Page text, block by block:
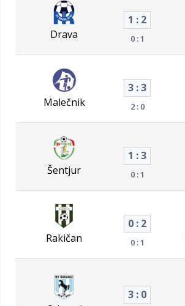
Drava
1 : 2
0 : 1
Malečnik
3 : 3
2 : 0
Šentjur
1 : 3
0 : 1
Rakičan
0 : 2
0 : 1
3 : 0